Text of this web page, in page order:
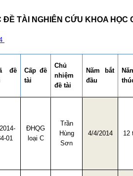
ĐỀ TÀI NGHIÊN CỨU KHOA HỌC
đề
Cấp đề
tài
Chủ
nhiệm
đề tài
Năm bắt
đầu
01
ĐHQG
loại C
Trần
Hùng
Sơn
4/4/2014 12